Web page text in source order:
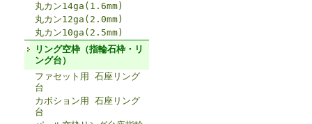
丸カン14ga(1.6mm)
丸カン12ga(2.0mm)
丸カン10ga(2.5mm)
リング空枠（指輪石枠・リ
ング台）
ファセット用 石座リング
台
カボション用 石座リング
台